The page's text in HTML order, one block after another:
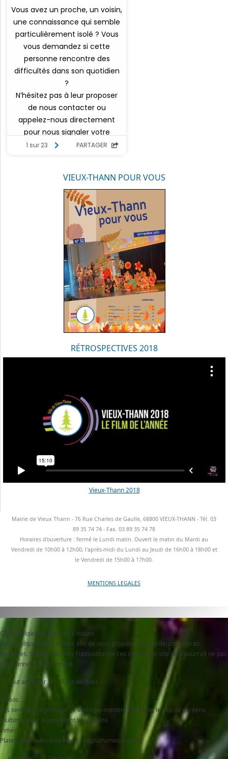
VIEUX-THANN POUR VOUS
RÉTROSPECTIVES 2018
Vieux-Thann 2018
Mairie de Vieux Thann - 76 Rue Charles de Gaulle, 68800 VIEUX-THANN - Tél. 03
89 35 74 74 - Fax. 03 89 35 74 78
Horaires d'ouverture : fermé le Lundi matin. Ouvert le matin du Mardi au
Vendredi de 10h00 à 12h00, l'après-midi du Lundi au Jeudi de 16h00 à 18h00 et
le Vendredi de 15h00 à 17h00.
MENTIONS LEGALES
Choix utilisateur pour les Cookies
Nous utilisons des cookies afin de vous proposer les meilleurs services
possibles. Si vous déclinez l'utilisation de ces cookies, le site web pourrait ne pas
fonctionner correctement.
Tout accepter Tout décliner
Vidéos
Les services de partage de vidéo permettent d'enrichir le site de contenu
multimédia et augmentent sa visibilité.
Viméo
Plateforme video tout en un - https://vimeo.com/fr/